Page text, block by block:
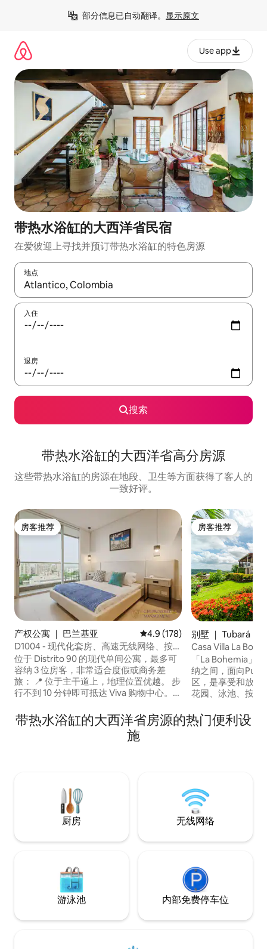
部分信息已自动翻译。 显示原文
Use app
带热水浴缸的大西洋省民宿
在爱彼迎上寻找并预订带热水浴缸的特色房源
地点
如有搜索结果，请使用上下方向键查看，或通过点击或滑动手势
入住
退房
搜索
带热水浴缸的大西洋省高分房源
这些带热水浴缸的房源在地段、卫生等方面获得了客人的
一致好评。
房客推荐
房客推荐
产权公寓 ｜ 巴兰基亚 平均评分 4.9 分（满分 5 分），
4.9 (178)
D1004 - 现代化套房、高速无线网络、按摩
浴缸、健身房
位于 Distrito 90 的现代单间公寓，最多可
容纳 3 位房客，非常适合度假或商务差
旅： 📍 位于主干道上，地理位置优越。 步
行不到 10 分钟即可抵达 Viva 购物中心。
款机。 ⚡ 配备空调和高速无线网络，适合
远程工作和视频通话。 🏢 高端便利设施：
共享办公空间、健身房、按摩浴缸和游戏
房客推荐
房客推荐
别墅 ｜ Tubará
Casa Villa La
「La Bohemia」
纳之间，面向
区，是享受和放松
花园、泳池、按摩
验。沉浸在这片被
堂的宁静中。 享受徒步旅行，参
带热水浴缸的大西洋省房源的热门便利设
施
厨房 无线网络
游泳池 内部免费停车位